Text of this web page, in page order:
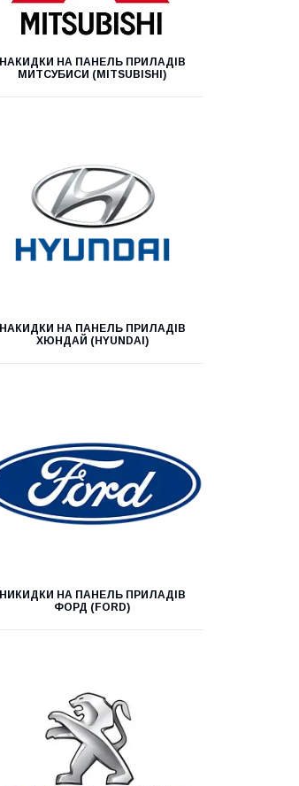
НАКИДКИ НА ПАНЕЛЬ ПРИЛАДІВ
МИТСУБИСИ (MITSUBISHI)
НАКИДКИ НА ПАНЕЛЬ ПРИЛАДІВ
ХЮНДАЙ (HYUNDAI)
НИКИДКИ НА ПАНЕЛЬ ПРИЛАДІВ
ФОРД (FORD)